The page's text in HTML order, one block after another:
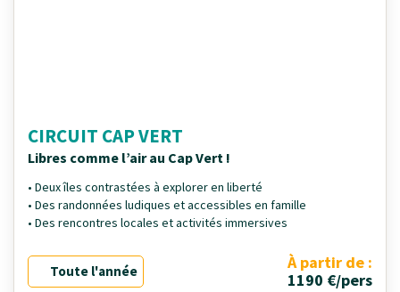
CIRCUIT CAP VERT
Libres comme l’air au Cap Vert !
• Deux îles contrastées à explorer en liberté
• Des randonnées ludiques et accessibles en famille
• Des rencontres locales et activités immersives
Toute l'année
À partir de :
1190 €/pers